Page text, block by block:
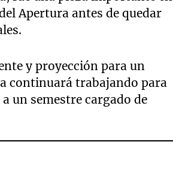
Apertura antes de quedar
y proyección para un
continuará trabajando para
a un semestre cargado de